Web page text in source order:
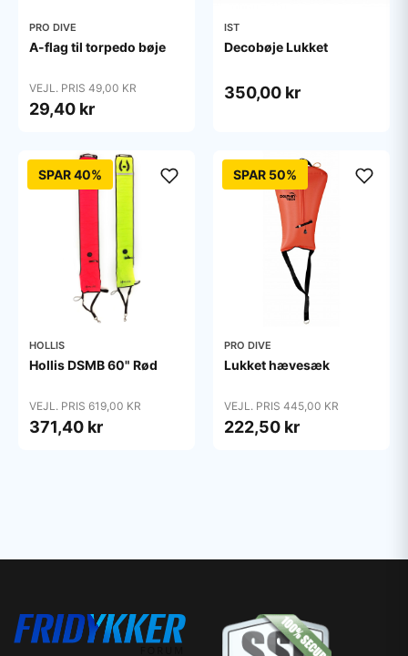
PRO DIVE
A-flag til torpedo bøje
VEJL. PRIS 49,00 KR
29,40 kr
IST
Decobøje Lukket
350,00 kr
SPAR 40%
HOLLIS
Hollis DSMB 60" Rød
VEJL. PRIS 619,00 KR
371,40 kr
SPAR 50%
PRO DIVE
Lukket hævesæk
VEJL. PRIS 445,00 KR
222,50 kr